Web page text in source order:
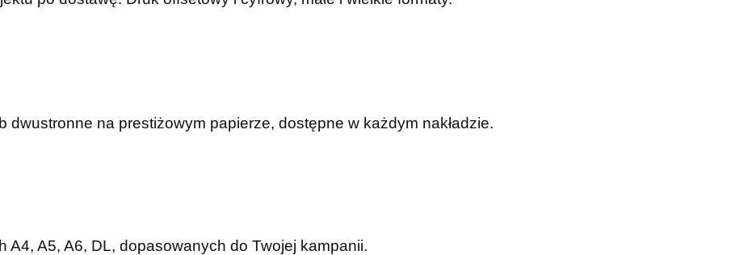
dwustronne na prestiżowym papierze, dostępne w każdym nakładzie.
A5, A6, DL, dopasowanych do Twojej kampanii.